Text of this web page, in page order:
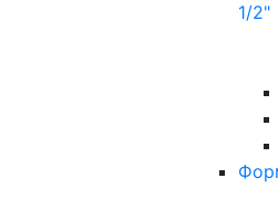
1/2"